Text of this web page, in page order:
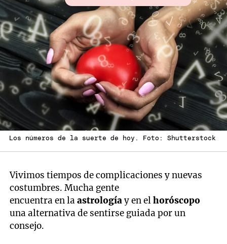
Los números de la suerte de hoy. Foto: Shutterstock
Vivimos tiempos de complicaciones y nuevas
costumbres. Mucha gente
encuentra en laastrologíay en elhoróscopo
una alternativa de sentirse guiada por un
consejo.